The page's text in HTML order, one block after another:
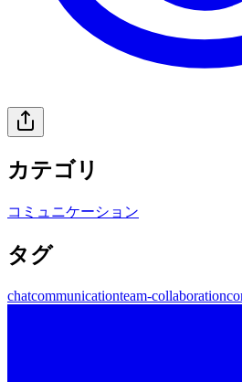
カテゴリ
コミュニケーション
タグ
chatcommunicationteam-collaboration